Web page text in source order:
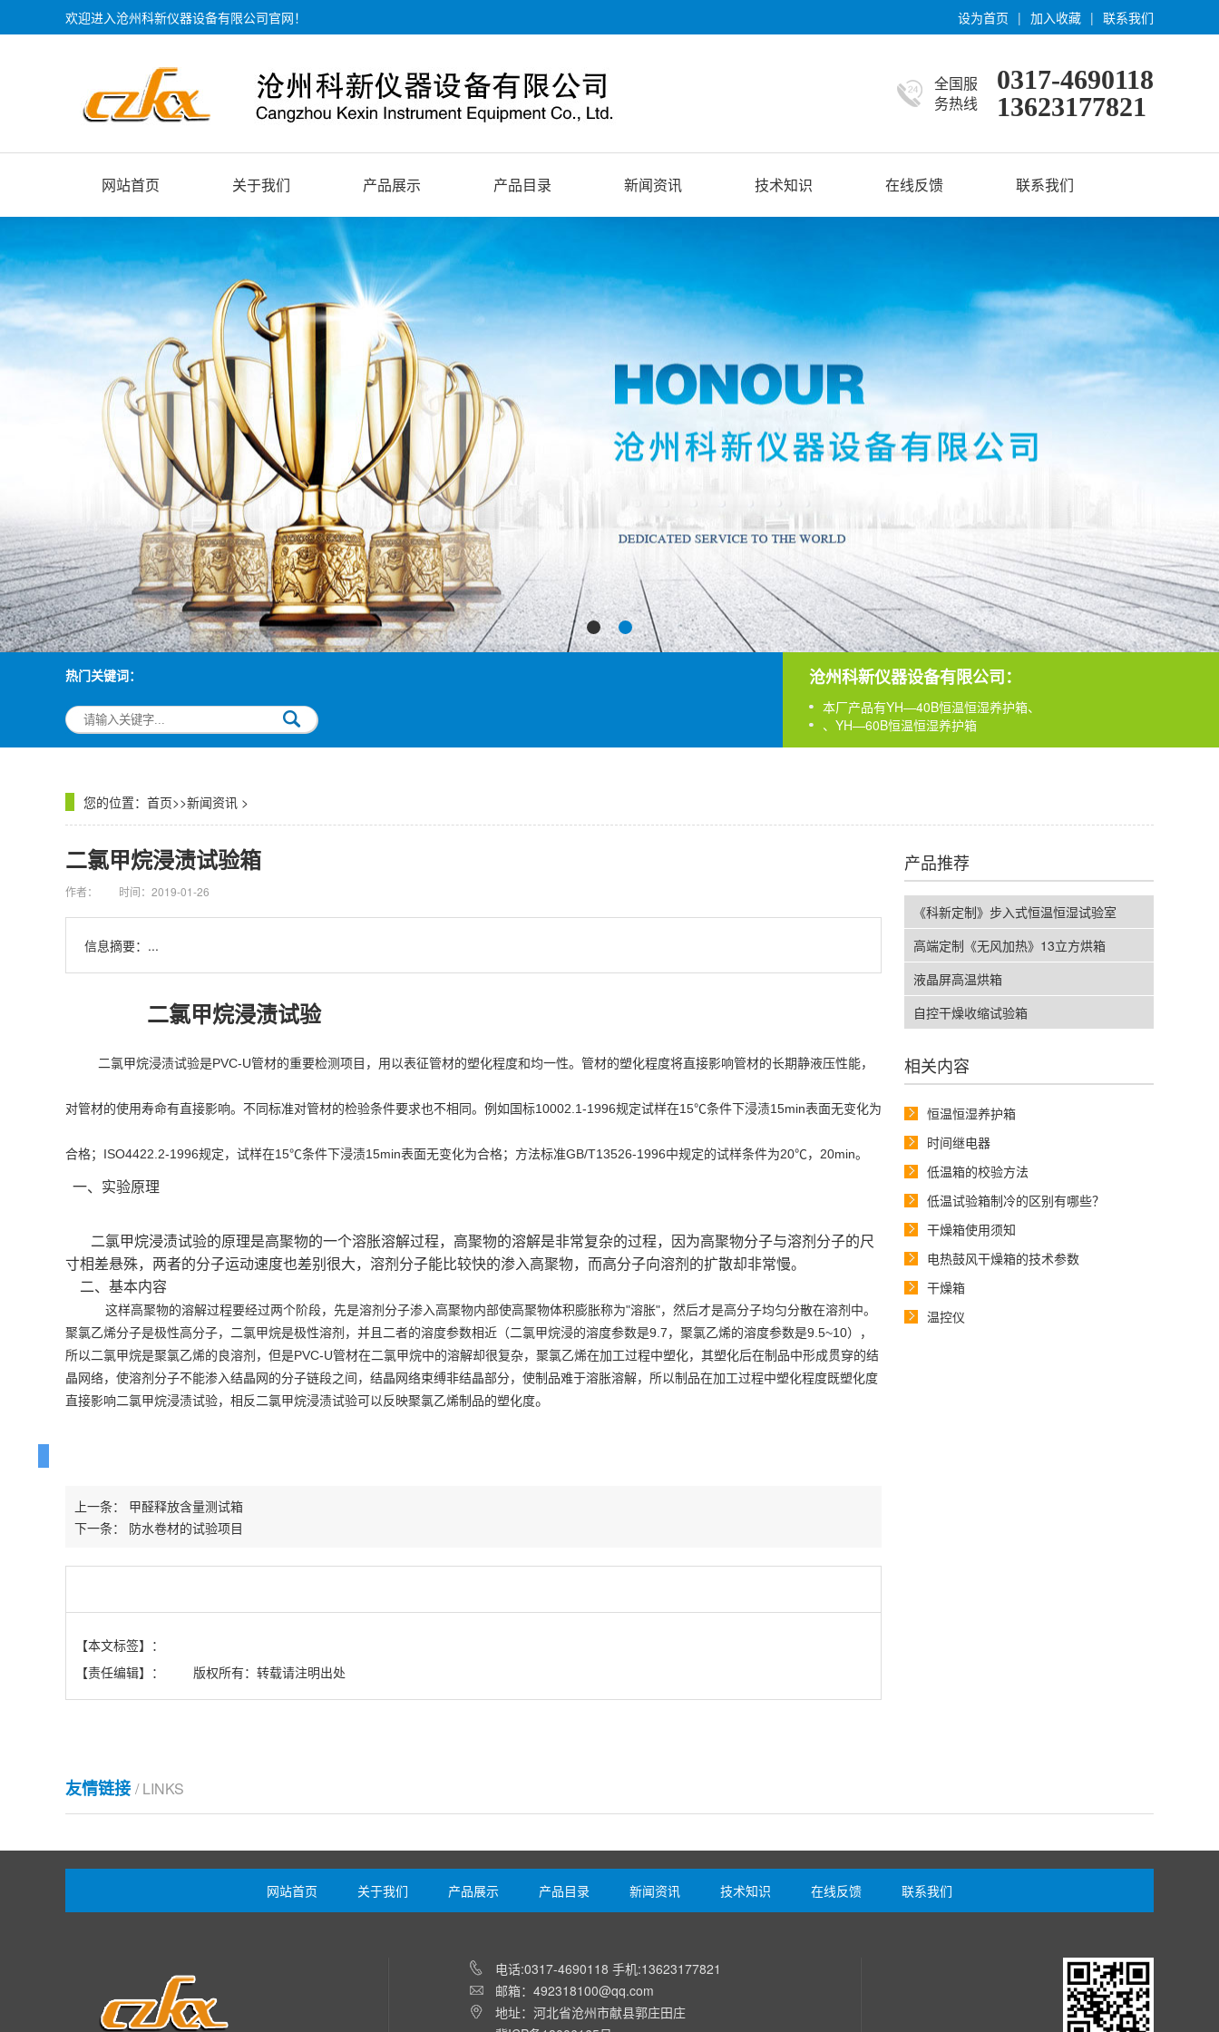
设为首页 | 加入收藏 | 联系我们
欢迎进入沧州科新仪器设备有限公司官网！
全国服
务热线
0317-4690118
13623177821
网站首页 关于我们 产品展示 产品目录 新闻资讯 技术知识 在线反馈 联系我们
热门关键词： 沧州科新仪器设备有限公司：
YH—90B恒温恒湿养护箱
本厂产品有YH—40B恒温恒湿养护箱、
、YH—60B恒温恒湿养护箱
YH—90B恒温恒湿养护箱
您的位置： 首页>>新闻资讯 >
产品推荐
《科新定制》步入式恒温恒湿试验室
高端定制《无风加热》13立方烘箱
液晶屏高温烘箱
自控干燥收缩试验箱
相关内容
恒温恒湿养护箱
时间继电器
低温箱的校验方法
低温试验箱制冷的区别有哪些？
干燥箱使用须知
电热鼓风干燥箱的技术参数
干燥箱
温控仪
二氯甲烷浸渍试验箱
作者： 时间：2019-01-26
信息摘要：...
二氯甲烷浸渍试验
二氯甲烷浸渍试验是PVC-U管材的重要检测项目，用以表征管材的塑化程度和均一性。管材的塑化程度将直接影响管材的长期静液压性能，
对管材的使用寿命有直接影响。不同标准对管材的检验条件要求也不相同。例如国标10002.1-1996规定试样在15℃条件下浸渍15min表面无变化为
合格；ISO4422.2-1996规定，试样在15℃条件下浸渍15min表面无变化为合格；方法标准GB/T13526-1996中规定的试样条件为20℃，20min。
一、实验原理
二氯甲烷浸渍试验的原理是高聚物的一个溶胀溶解过程，高聚物的溶解是非常复杂的过程，因为高聚物分子与溶剂分子的尺
寸相差悬殊，两者的分子运动速度也差别很大，溶剂分子能比较快的渗入高聚物，而高分子向溶剂的扩散却非常慢。
二、基本内容
这样高聚物的溶解过程要经过两个阶段，先是溶剂分子渗入高聚物内部使高聚物体积膨胀称为"溶胀"，然后才是高分子均匀分散在溶剂中。
聚氯乙烯分子是极性高分子，二氯甲烷是极性溶剂，并且二者的溶度参数相近（二氯甲烷浸的溶度参数是9.7，聚氯乙烯的溶度参数是9.5~10），
所以二氯甲烷是聚氯乙烯的良溶剂，但是PVC-U管材在二氯甲烷中的溶解却很复杂，聚氯乙烯在加工过程中塑化，其塑化后在制品中形成贯穿的结
晶网络，使溶剂分子不能渗入结晶网的分子链段之间，结晶网络束缚非结晶部分，使制品难于溶胀溶解，所以制品在加工过程中塑化程度既塑化度
直接影响二氯甲烷浸渍试验，相反二氯甲烷浸渍试验可以反映聚氯乙烯制品的塑化度。
上一条：
甲醛释放含量测试箱
下一条：
防水卷材的试验项目
【本文标签】：
【责任编辑】： 版权所有：转载请注明出处
友情链接 / LINKS
网站首页 关于我们 产品展示 产品目录 新闻资讯 技术知识 在线反馈 联系我们
电话:0317-4690118 手机:13623177821
邮箱：492318100@qq.com
地址：河北省沧州市献县郭庄田庄